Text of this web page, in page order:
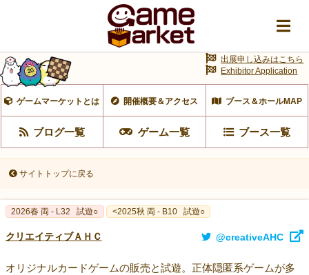
ゲームマーケットとは 開催概要＆アクセス ブース＆ホールMAP
ブログ一覧 ゲーム一覧 ブース一覧
出展申し込みはこちら
Exhibitor Application
サイトトップに戻る
2026春 両 - L32 試遊○ <2025秋 両 - B10 試遊○
クリエイティブＡＨＣ @creativeAHC
オリジナルカードゲームの販売と試遊。正体隠匿系ゲームが多